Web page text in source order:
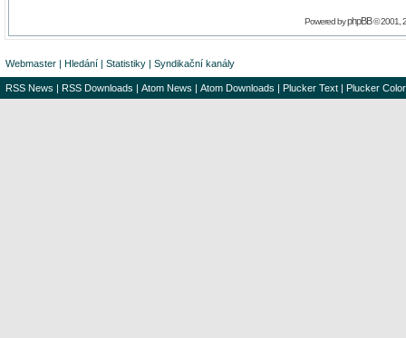
Powered byphpBB© 2001,
Webmaster | Hledání | Statistiky | Syndikační kanály
RSS News | RSS Downloads | Atom News | Atom Downloads | Plucker Text | Plucker Color